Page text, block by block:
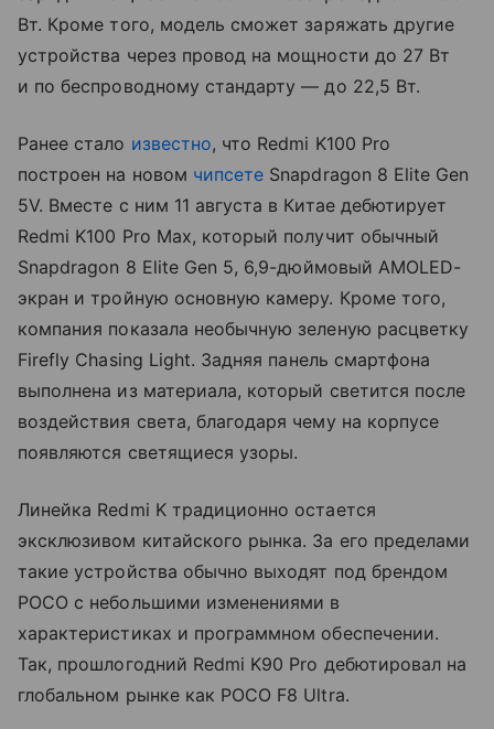
Вт. Кроме того, модель сможет заряжать другие
устройства через провод на мощности до 27 Вт
и по беспроводному стандарту — до 22,5 Вт.
Ранее стало известно, что Redmi K100 Pro
построен на новом чипсете Snapdragon 8 Elite Gen
5V. Вместе с ним 11 августа в Китае дебютирует
Redmi K100 Pro Max, который получит обычный
Snapdragon 8 Elite Gen 5, 6,9-дюймовый AMOLED-
экран и тройную основную камеру. Кроме того,
компания показала необычную зеленую расцветку
Firefly Chasing Light. Задняя панель смартфона
выполнена из материала, который светится после
воздействия света, благодаря чему на корпусе
появляются светящиеся узоры.
Линейка Redmi K традиционно остается
эксклюзивом китайского рынка. За его пределами
такие устройства обычно выходят под брендом
POCO с небольшими изменениями в
характеристиках и программном обеспечении.
Так, прошлогодний Redmi K90 Pro дебютировал на
глобальном рынке как POCO F8 Ultra.